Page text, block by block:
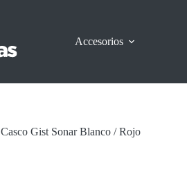
Accesorios
Casco Gist Sonar Blanco / Rojo